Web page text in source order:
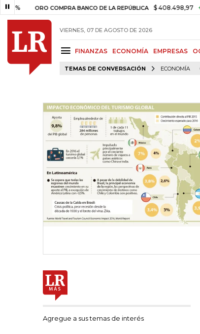
ORO COMPRA BANCO DE LA REPÚBLICA $ 408.498,97 +$
VIERNES, 07 DE AGOSTO DE 2026
FINANZAS ECONOMÍA EMPRESAS
TEMAS DE CONVERSACIÓN ECONOMÍA
Agregue a sus temas de interés